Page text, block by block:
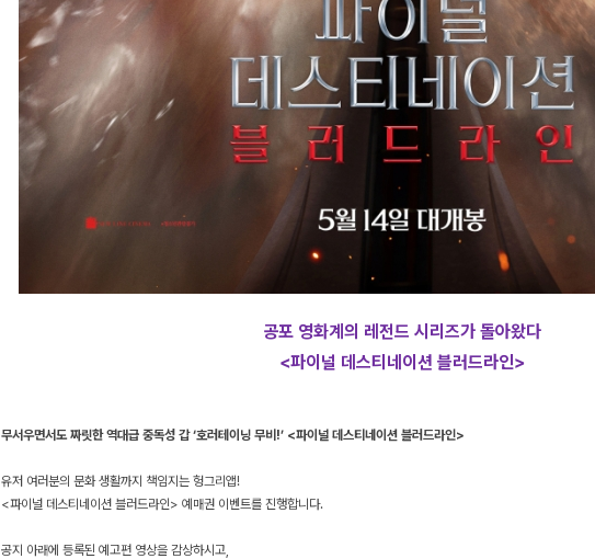
공포 영화계의 레전드 시리즈가 돌아왔다
<파이널 데스티네이션 블러드라인>
무서우면서도 짜릿한 역대급 중독성 갑 ‘호러테이닝 무비!’ <파이널 데스티네이션 블러드라인>
유저 여러분의 문화 생활까지 책임지는 헝그리앱!
<파이널 데스티네이션 블러드라인> 예매권 이벤트를 진행합니다.
공지 아래에 등록된 예고편 영상을 감상하시고,